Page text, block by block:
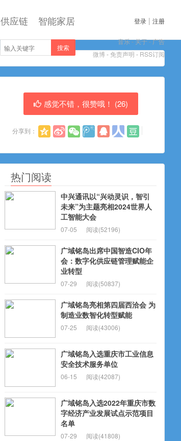
供应链 智能家居 登录 | 注册
音乐-关于-广告
微博 - 免责声明 - RSS订阅
搜索
感觉不错，很赞哦！ (26)
分享到：
热门阅读
中兴通讯以“兴动灵识，智引
未来”为主题亮相2024世界人
工智能大会
07-05 阅读(52196)
广域铭岛出席中国智造CIO年
会：数字化供应链管理赋能企
业转型
07-29 阅读(50837)
广域铭岛亮相第四届西洽会 为
制造业数智化转型赋能
07-25 阅读(43006)
广域铭岛入选重庆市工业信息
安全技术服务单位
06-15 阅读(42087)
广域铭岛入选2022年重庆市数
字经济产业发展试点示范项目
名单
07-29 阅读(41808)